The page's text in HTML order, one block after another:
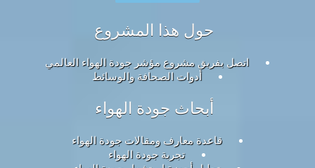
حول هذا المشروع
اتصل بفريق مشروع مؤشر جودة الهواء العالمي
أدوات الصحافة والوسائط
أبحاث جودة الهواء
قاعدة معارف ومقالات جودة الهواء
تجربة جودة الهواء